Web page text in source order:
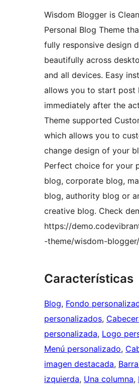
Wisdom Blogger is
Personal Blog Theme
fully responsive design
beautifully across
and all devices. Easy
allows you to start post
immediately after the
Theme supported
which allows you to
change design of your
Perfect choice for your
blog, corporate blog,
blog, authority blog or
creative blog. Check
https://
-theme/wisdom-blogger/
Características
Blog, Fondo
personalizados,
personalizada, Logo
Menú personalizado,
imagen destacada,
izquierda, Una columna,